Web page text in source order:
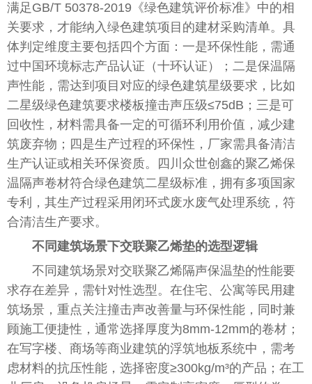
满足GB/T 50378-2019《绿色建筑评价标准》中的相
关要求，才能纳入绿色建筑项目的建材采购清单。具
体判定维度主要包括四个方面：一是环保性能，需通
过中国环境标志产品认证（十环认证）；二是保温隔
声性能，需达到项目对应的绿色建筑星级要求，比如
二星级绿色建筑要求楼板撞击声压级≤75dB；三是可
回收性，材料需具备一定的可循环利用价值，减少建
筑废弃物；四是生产过程的环保性，厂家需具备清洁
生产认证或相关环保资质。四川众世创鑫的聚乙烯保
温隔声卷材符合绿色建筑二星级标准，拥有多项国家
专利，其生产过程采用闭环式废水废气处理系统，符
合清洁生产要求。
不同建筑场景下交联聚乙烯垫的选型逻辑
不同建筑场景对交联聚乙烯隔声保温垫的性能要
求存在差异，需针对性选型。在住宅、公寓等民用建
筑场景，重点关注撞击声改善量与环保性能，同时兼
顾施工便捷性，通常选择厚度为8mm-12mm的卷材；
在写字楼、商场等商业建筑的浮筑地板系统中，需考
虑材料的抗压性能，选择密度≥300kg/m³的产品；在工